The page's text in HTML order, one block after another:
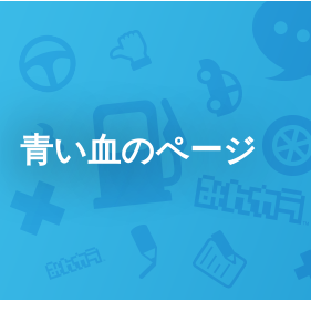
青い血のページ